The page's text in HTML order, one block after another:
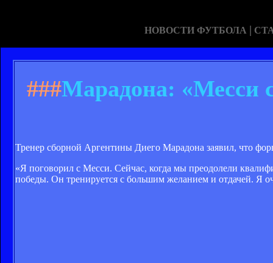
НОВОСТИ ФУТБОЛА |
###Марадона: «Месси
Тренер сборной Аргентины Диего Марадона заявил, что
«Я поговорил с Месси. Сейчас, когда мы преодолели
победы. Он тренируется с большим желанием и отдачей. Я